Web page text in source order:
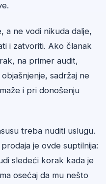
a ne vodi nikuda dalje,
i zatvoriti. Ako članak
na primer audit,
sadržaj ne
i pri donošenju
treba nuditi uslugu.
je ovde suptilnija:
sledeći korak kada je
osećaj da mu nešto